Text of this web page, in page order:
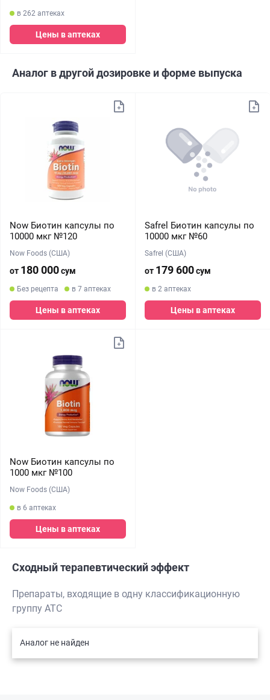
в 262 аптеках
Цены в аптеках
Аналог в другой дозировке и форме выпуска
Now Биотин капсулы по
10000 мкг №120
Now Foods (США)
от 180 000сум
Без рецепта в 7 аптеках
Цены в аптеках
Safrel Биотин капсулы по
10000 мкг №60
Safrel (США)
от 179 600сум
в 2 аптеках
Цены в аптеках
Now Биотин капсулы по
1000 мкг №100
Now Foods (США)
в 6 аптеках
Цены в аптеках
Сходный терапевтический эффект
Препараты, входящие в одну классификационную
группу АТС
Аналог не найден